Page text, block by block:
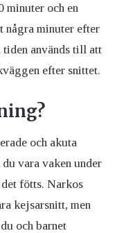
minuter och en
några minuter efter
används till att
efter snittet.
och akuta
vara vaken under
fötts. Narkos
kejsarsnitt, men
och barnet